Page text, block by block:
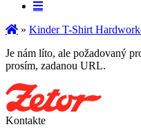
» Kinder T-Shirt
Je nám líto, ale požadovaný
prosím, zadanou URL.
Kontakte